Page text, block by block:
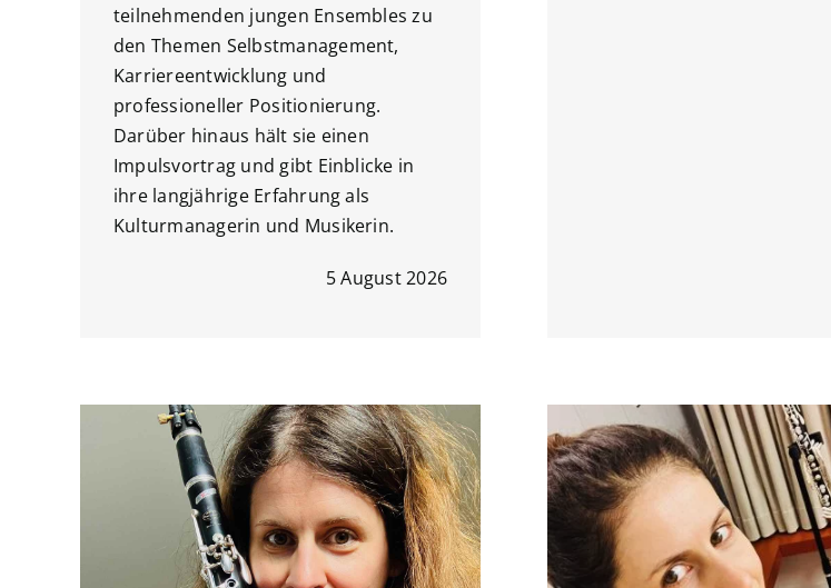
teilnehmenden jungen Ensembles zu
den Themen Selbstmanagement,
Karriereentwicklung und
professioneller Positionierung.
Darüber hinaus hält sie einen
Impulsvortrag und gibt Einblicke in
ihre langjährige Erfahrung als
Kulturmanagerin und Musikerin.
5 August 2026